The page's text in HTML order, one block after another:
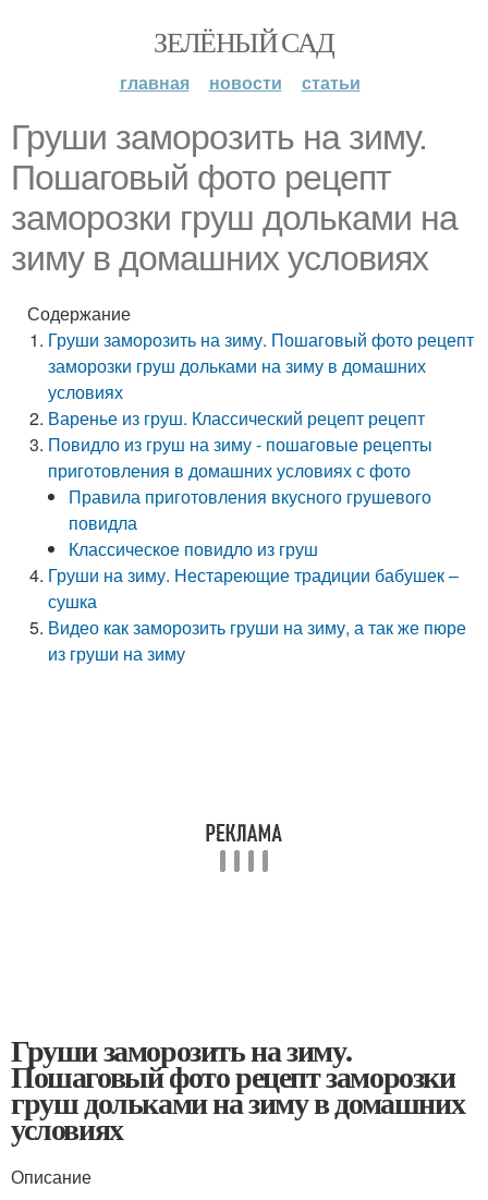
ЗЕЛЁНЫЙ САД
главная новости статьи
Груши заморозить на зиму.
Пошаговый фото рецепт
заморозки груш дольками на
зиму в домашних условиях
Содержание
Груши заморозить на зиму. Пошаговый фото рецепт
заморозки груш дольками на зиму в домашних
условиях
Варенье из груш. Классический рецепт рецепт
Повидло из груш на зиму - пошаговые рецепты
приготовления в домашних условиях с фото
Правила приготовления вкусного грушевого
повидла
Классическое повидло из груш
Груши на зиму. Нестареющие традиции бабушек –
сушка
Видео как заморозить груши на зиму, а так же пюре
из груши на зиму
Груши заморозить на зиму.
Пошаговый фото рецепт заморозки
груш дольками на зиму в домашних
условиях
Описание